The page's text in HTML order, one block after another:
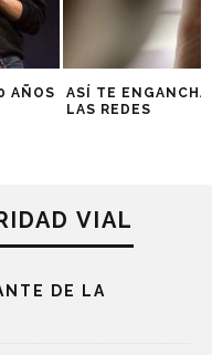
AÑOS
ASÍ TE
LAS REDES
VIAL
DE LA